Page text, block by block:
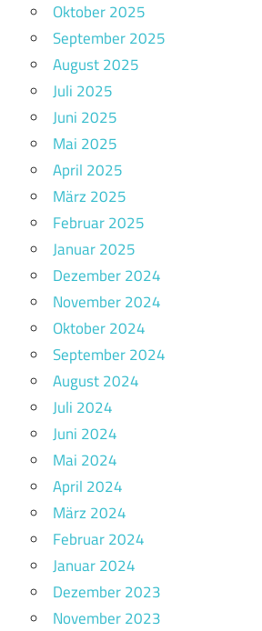
Oktober 2025
September 2025
August 2025
Juli 2025
Juni 2025
Mai 2025
April 2025
März 2025
Februar 2025
Januar 2025
Dezember 2024
November 2024
Oktober 2024
September 2024
August 2024
Juli 2024
Juni 2024
Mai 2024
April 2024
März 2024
Februar 2024
Januar 2024
Dezember 2023
November 2023